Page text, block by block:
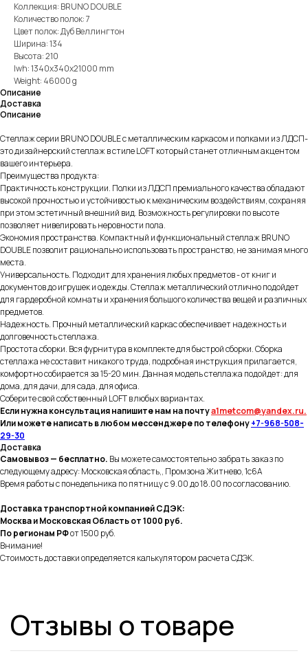
Коллекция: BRUNO DOUBLE
Количество полок: 7
Цвет полок: Дуб Веллингтон
Ширина: 134
Высота: 210
lwh: 1340x340x21000 mm
Weight: 46000 g
Описание
Доставка
Описание
Стеллаж серии BRUNO DOUBLE с металлическим каркасом и полками из ЛДСП-
это дизайнерский стеллаж в стиле LOFT который станет отличным акцентом
вашего интерьера.
Преимущества продукта:
Практичность конструкции. Полки из ЛДСП премиального качества обладают
высокой прочностью и устойчивостью к механическим воздействиям, сохраняя
при этом эстетичный внешний вид. Возможность регулировки по высоте
позволяет нивелировать неровности пола.
Экономия пространства. Компактный и функциональный стеллаж BRUNO
DOUBLE позволит рационально использовать пространство, не занимая много
места.
Универсальность. Подходит для хранения любых предметов - от книг и
документов до игрушек и одежды. Стеллаж металлический отлично подойдет
для гардеробной комнаты и хранения большого количества вещей и различных
предметов.
Надежность. Прочный металлический каркас обеспечивает надежность и
долговечность стеллажа.
Простота сборки. Вся фурнитура в комплекте для быстрой сборки. Сборка
стеллажа не составит никакого труда, подробная инструкция прилагается,
комфортно собирается за 15-20 мин. Данная модель стеллажа подойдет: для
дома, для дачи, для сада, для офиса.
Соберите свой собственный LOFT в любых вариантах.
Если нужна консультация напишите нам на почтуa1metcom@yandex.ru.
Или можете написать влюбом мессенджере по телефону+7-968-508-
29-30
Доставка
Самовывоз — бесплатно. Вы можете самостоятельно забрать заказ по
следующему адресу: Московская область,, Промзона Житнево, 1с6А
Время работы с понедельника по пятницу с 9.00 до 18.00 по согласованию.
Доставка транспортной компанией СДЭК:
Москва и Московская Область от 1000 руб.
По регионам РФот 1500 руб.
Внимание!
Стоимость доставки определяется калькулятором расчета СДЭК.
Отзывы о товаре